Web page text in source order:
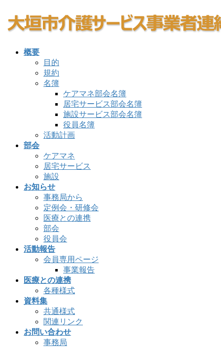
ン
テ
ビ
ゲ
概要
目的
規約
名簿
ケアマネ部会名簿
居宅サービス部会名簿
施設サービス部会名簿
役員名簿
活動計画
部会
ケアマネ
居宅サービス
施設
お知らせ
事務局から
定例会・研修会
医療との連携
部会
役員会
活動報告
会員専用ページ
事業報告
医療との連携
各種様式
資料集
共通様式
関連リンク
お問い合わせ
事務局